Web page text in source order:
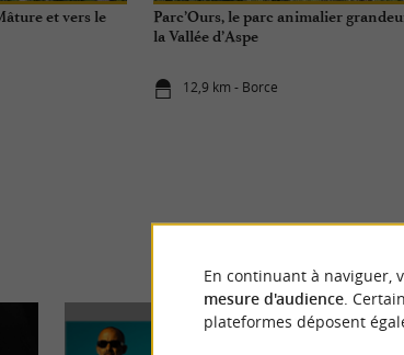
et vers le
Parc’Ours, le parc animalier
la Vallée d’Aspe
12,9 km - Borce
En continuant à naviguer,
mesure d'audience.
plateformes déposent